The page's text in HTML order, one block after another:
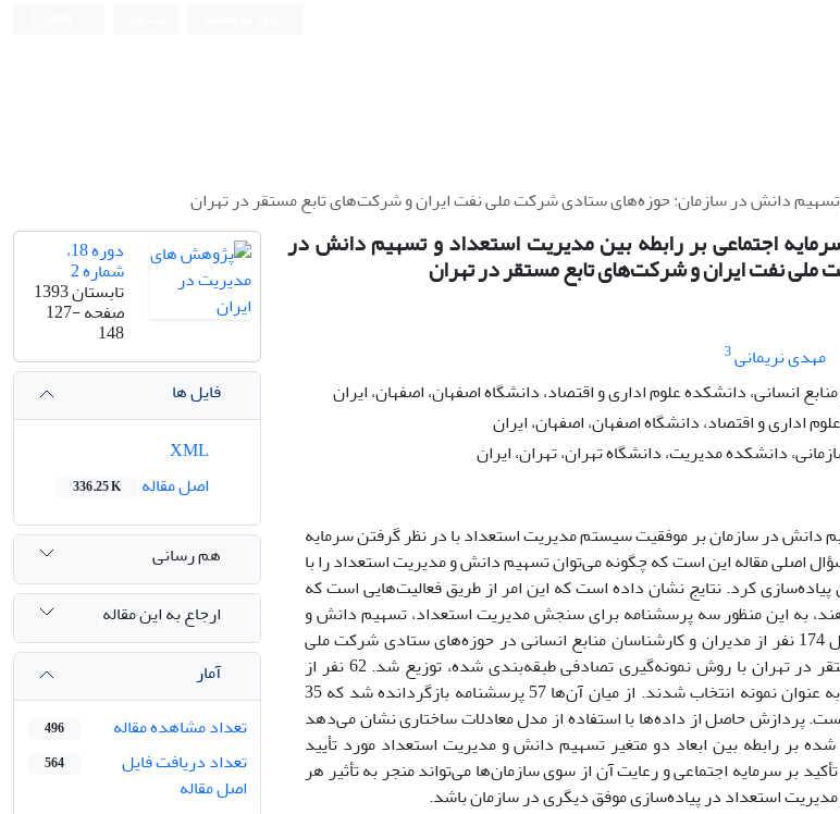
دانش در سازمان: حوزه‌های ستادی شرکت ملی نفت ایران و شرکت‌های تابع مستقر در تهران
اجتماعی بر رابطه بین مدیریت استعداد و تسهیم دانش در
نفت ایران و شرکت‌های تابع مستقر در تهران
مهدی نریمانی3
دانش در سازمان بر موفقیت سیستم مدیریت استعداد با در نظر گرفتن سرمایه
اصلی مقاله این است که چگونه می‌توان تسهیم دانش و مدیریت استعداد را با
پیاده‌سازی کرد. نتایج نشان داده است که این امر از طریق فعالیت‌هایی است که
به این منظور سه پرسشنامه برای سنجش مدیریت استعداد، تسهیم دانش و
سرمایه اجتماعی در جامعه‌ای شامل 174 نفر از مدیران و کارشناسان منابع انسانی در حوزه‌های ستادی شرکت ملی
نفت ایران و شرکت‌های تابعه مستقر در تهران با روش نمونه‌گیری تصادفی طبقه‌بندی شده، توزیع شد. 62 نفر از
آن‌ها بر‌اساس فرمول نمونه‌گیری به عنوان نمونه انتخاب شدند. از میان آن‌ها 57 پرسشنامه بازگردانده شد که 35
پردازش حاصل از داده‌ها با استفاده از مدل معادلات ساختاری نشان می‌دهد
بر رابطه بین ابعاد دو متغیر تسهیم دانش و مدیریت استعداد مورد تأیید
بر سرمایه اجتماعی و رعایت آن از سوی سازمان‌ها می‌تواند منجر به تأثیر هر
استعداد در پیاده‌سازی موفق دیگری در سازمان باشد.
دوره 18،
شماره 2
تابستان 1393
صفحه127-
148
فایل ها
اصل مقاله
336.25 K
هم رسانی
ارجاع به این مقاله
آمار
تعداد مشاهده مقاله
496
تعداد دریافت فایل
اصل مقاله
564